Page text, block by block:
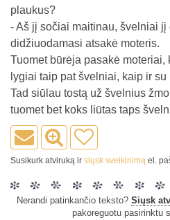
plaukus?
- Aš jį sočiai maitinau, švelniai jį
didžiuodamasi atsakė moteris.
Tuomet būrėja pasakė moteriai,
lygiai taip pat švelniai, kaip ir su
Tad siūlau tostą už švelnius
tuomet bet koks liūtas taps
Susikurk atviruką ir siųsk sveikinimą el.
Nerandi patinkančio teksto? Siųsk
pakoreguotu pasirinktu